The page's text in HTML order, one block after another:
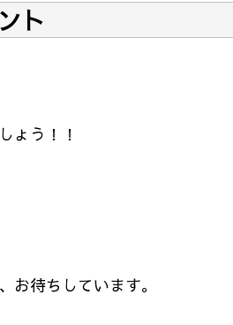
ト
ょう！！
お待ちしています。